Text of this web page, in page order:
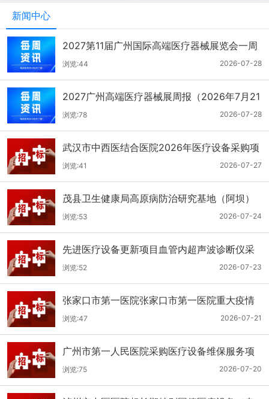
新闻中心
2027第11届广州国际高端医疗器械展览会一周
报（7.22-7.28）
2026-07-28
浏览:44
2027广州高端医疗器械展周报（2026年7月21
-27日）
2026-07-28
浏览:78
武汉市中西医结合医院2026年医疗设备采购项
目三十三公开招标公告
2026-07-27
浏览:41
茂县卫生健康局高原病防治研究基地（阿坝）
手术、急救及生命支持类医疗设备购置项目招
标公告
2026-07-24
浏览:53
先进医疗设备更新项目血管内超声波诊断仪采
购（三次）公开招标公告
2026-07-23
浏览:52
张家口市第一医院张家口市第一医院重大疫情
救治基地手术室及重症监护室医疗设备采购项
目更正公告
2026-07-21
浏览:47
广州市第一人民医院采购医疗设备维保服务项
目（2026年第1批）(二次)（项目编号：GZSY-
2026FW-06）采购更正公告
2026-07-20
浏览:75